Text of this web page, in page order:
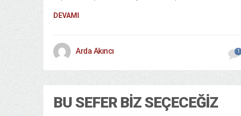
DEVAMI
Arda Akıncı 1
BU SEFER BIZ SEÇECEĞIZ